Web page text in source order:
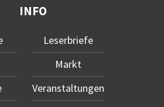
INFO
Leserbriefe
Markt
Veranstaltungen